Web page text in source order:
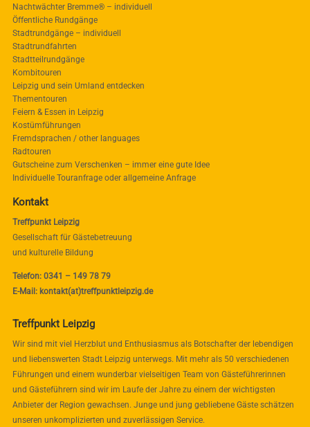
Nachtwächter Bremme® – individuell
Öffentliche Rundgänge
Stadtrundgänge – individuell
Stadtrundfahrten
Stadtteilrundgänge
Kombitouren
Leipzig und sein Umland entdecken
Thementouren
Feiern & Essen in Leipzig
Kostümführungen
Fremdsprachen / other languages
Radtouren
Gutscheine zum Verschenken – immer eine gute Idee
Individuelle Touranfrage oder allgemeine Anfrage
Kontakt
Treffpunkt Leipzig
Gesellschaft für Gästebetreuung
und kulturelle Bildung
Telefon: 0341 – 149 78 79
E-Mail: kontakt(at)treffpunktleipzig.de
Treffpunkt Leipzig
Wir sind mit viel Herzblut und Enthusiasmus als Botschafter der lebendigen
und liebenswerten Stadt Leipzig unterwegs. Mit mehr als 50 verschiedenen
Führungen und einem wunderbar vielseitigen Team von Gästeführerinnen
und Gästeführern sind wir im Laufe der Jahre zu einem der wichtigsten
Anbieter der Region gewachsen. Junge und jung gebliebene Gäste schätzen
unseren unkomplizierten und zuverlässigen Service.